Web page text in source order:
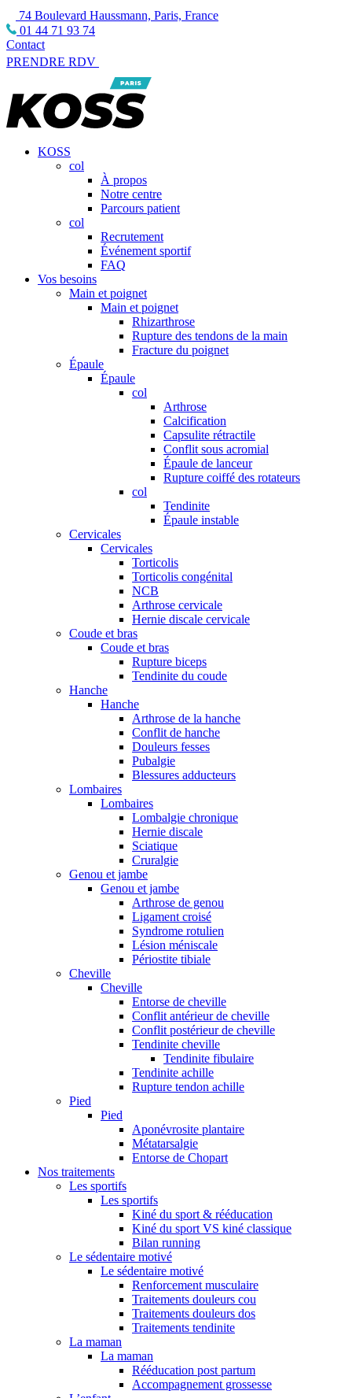
74 Boulevard Haussmann, Paris, France
01 44 71 93 74
Contact
PRENDRE RDV
KOSS
col
À propos
Notre centre
Parcours patient
col
Recrutement
Événement sportif
FAQ
Vos besoins
Main et poignet
Main et poignet
Rhizarthrose
Rupture des tendons de la main
Fracture du poignet
Épaule
Épaule
col
Arthrose
Calcification
Capsulite rétractile
Conflit sous acromial
Épaule de lanceur
Rupture coiffé des rotateurs
col
Tendinite
Épaule instable
Cervicales
Cervicales
Torticolis
Torticolis congénital
NCB
Arthrose cervicale
Hernie discale cervicale
Coude et bras
Coude et bras
Rupture biceps
Tendinite du coude
Hanche
Hanche
Arthrose de la hanche
Conflit de hanche
Douleurs fesses
Pubalgie
Blessures adducteurs
Lombaires
Lombaires
Lombalgie chronique
Hernie discale
Sciatique
Cruralgie
Genou et jambe
Genou et jambe
Arthrose de genou
Ligament croisé
Syndrome rotulien
Lésion méniscale
Périostite tibiale
Cheville
Cheville
Entorse de cheville
Conflit antérieur de cheville
Conflit postérieur de cheville
Tendinite cheville
Tendinite fibulaire
Tendinite achille
Rupture tendon achille
Pied
Pied
Aponévrosite plantaire
Métatarsalgie
Entorse de Chopart
Nos traitements
Les sportifs
Les sportifs
Kiné du sport & rééducation
Kiné du sport VS kiné classique
Bilan running
Le sédentaire motivé
Le sédentaire motivé
Renforcement musculaire
Traitements douleurs cou
Traitements douleurs dos
Traitements tendinite
La maman
La maman
Rééducation post partum
Accompagnement grossesse